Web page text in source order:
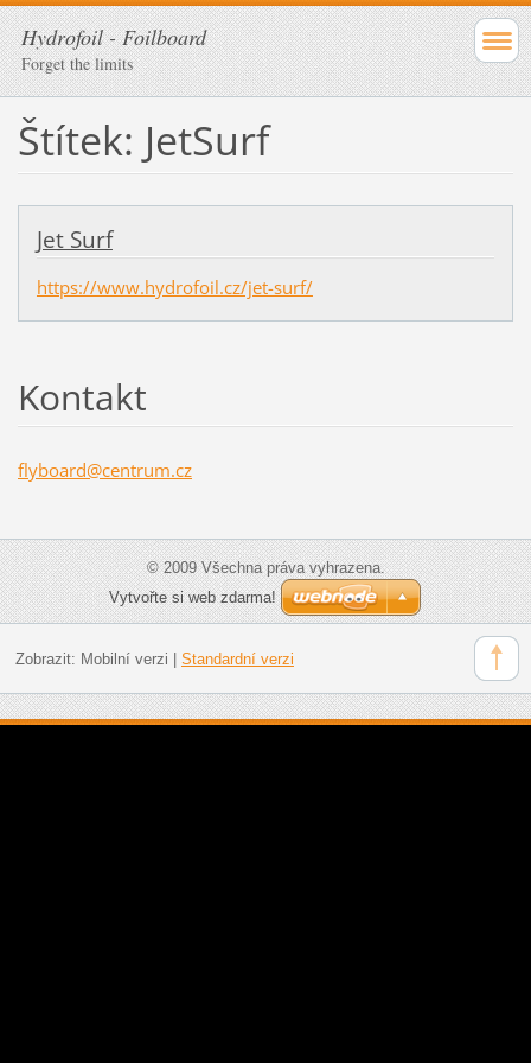
Hydrofoil - Foilboard
Forget the limits
Štítek: JetSurf
Jet Surf
https://www.hydrofoil.cz/jet-surf/
Kontakt
flyboard@centrum.cz
© 2009 Všechna práva vyhrazena.
Vytvořte si web zdarma!
Zobrazit: Mobilní verzi Standardní verzi